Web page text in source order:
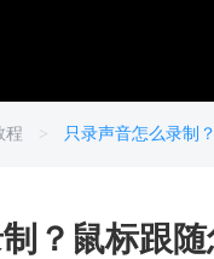
程 > 只录声音怎么录制
？鼠标跟